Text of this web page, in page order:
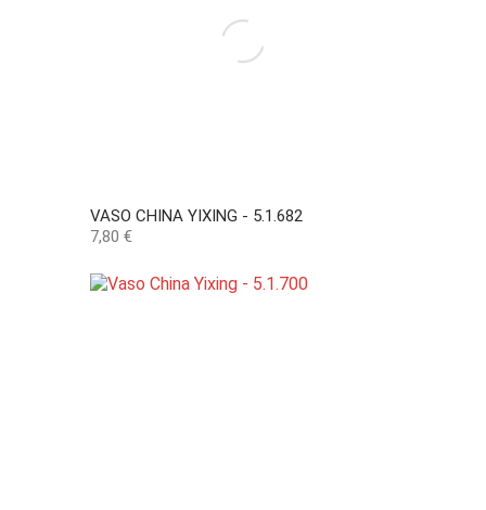
VASO CHINA YIXING - 5.1.682
Preço
7,80 €